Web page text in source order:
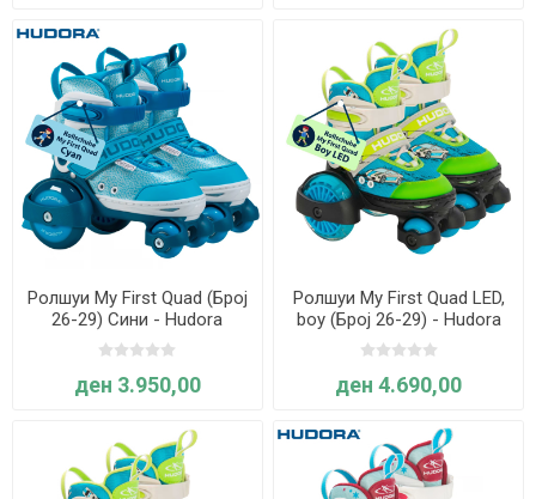
Ролшуи My First Quad (Број
26-29) Сини - Hudora
ден 3.950,00
Ролшуи My First Quad LED,
boy (Број 26-29) - Hudora
ден 4.690,00